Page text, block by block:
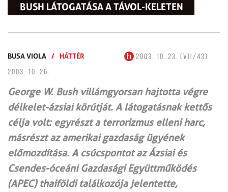
BUSH LÁTOGATÁSA A TÁVOL-KELETEN
BUSA VIOLA / HÁTTÉR
2003. 10. 23. (VII/43)
2003. 10. 26.
George W. Bush villámgyorsan hajtotta végre
délkelet-ázsiai körútját. A látogatásnak kettős
célja volt: egyrészt a terrorizmus elleni harc,
másrészt az amerikai gazdaság ügyének
előmozdítása. A csúcspontot az Ázsiai és
Csendes-óceáni Gazdasági Együttműködés
(APEC) thaiföldi találkozója jelentette,